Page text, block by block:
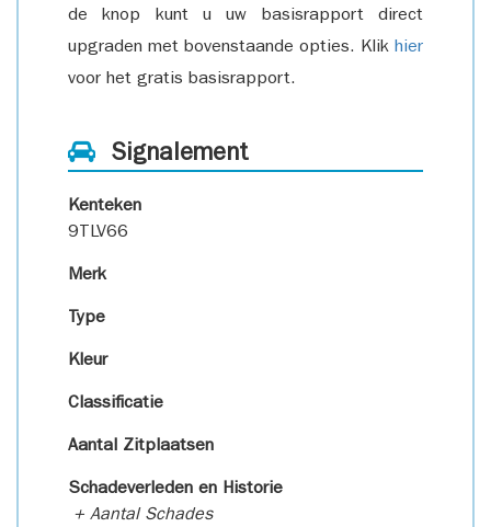
de knop kunt u uw basisrapport direct
upgraden met bovenstaande opties. Klik hier
voor het gratis basisrapport.
Signalement
Kenteken
9TLV66
Merk
Type
Kleur
Classificatie
Aantal Zitplaatsen
Schadeverleden en Historie
+ Aantal Schades